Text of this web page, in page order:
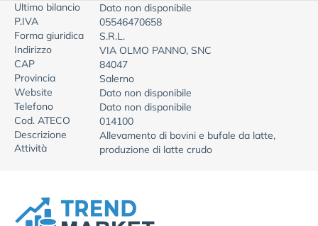
Ultimo bilancio
Dato non disponibile
P.IVA
05546470658
Forma giuridica
S.R.L.
Indirizzo
VIA OLMO PANNO, SNC
CAP
84047
Provincia
Salerno
Website
Dato non disponibile
Telefono
Dato non disponibile
Cod. ATECO
014100
Descrizione
Attività
Allevamento di bovini e bufale da latte,
produzione di latte crudo